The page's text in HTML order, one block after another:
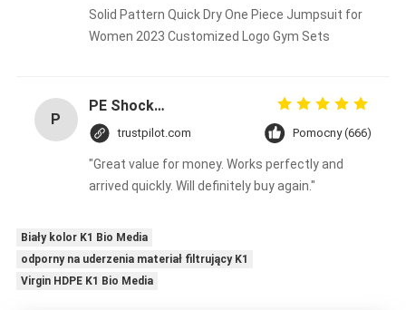
Solid Pattern Quick Dry One Piece Jumpsuit for
Women 2023 Customized Logo Gym Sets
P
PE Shockproof Aquariums MBBR Filter Media White Color Fda Carrier 25x4MM
trustpilot.com Pomocny (666)
"Great value for money. Works perfectly and
arrived quickly. Will definitely buy again."
Biały kolor K1 Bio Media
odporny na uderzenia materiał filtrujący K1
Virgin HDPE K1 Bio Media